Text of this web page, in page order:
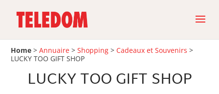
Home >Annuaire >Shopping > Cadeaux et Souvenirs >
LUCKY TOO GIFT SHOP
LUCKY TOO GIFT SHOP